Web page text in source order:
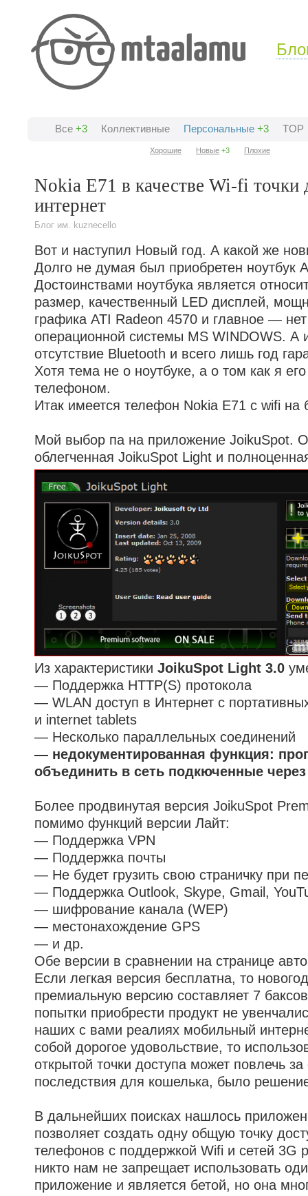
Все +3 Коллективные Персональные +3
Хорошие Новые +3 Плохие
TOP
Nokia E71 в качестве Wi-fi точки
интернет
Блог им. kuznecello
Вот и наступил Новый год. А какой же
Долго не думая был приобретен ноутбук
Достоинствами ноутбука является
размер, качественный LED дисплей,
графика ATI Radeon 4570 и главное — нет
операционной системы MS WINDOWS. А
отсутствие Bluetooth и всего лишь год
Хотя тема не о ноутбуке, а о том как я
телефоном.
Итак имеется телефон Nokia E71 c wifi на
Мой выбор па на приложение JoikuSpot.
облегченная JoikuSpot Light и
Из характеристики JoikuSpot Light 3.0
— Поддержка HTTP(S) протокола
— WLAN доступ в Интернет с
и internet tablets
— Несколько параллельных соединений
— недокументированная функция:
объединить в сеть подкюченные
Более продвинутая версия JoikuSpot
помимо функций версии Лайт:
— Поддержка VPN
— Поддержка почты
— Не будет грузить свою страничку при
— Поддержка Outlook, Skype, Gmail,
— шифрование канала (WEP)
— местонахождение GPS
— и др.
Обе версии в сравнении на странице
Если легкая версия бесплатна, то
премиальную версию составляет 7
попытки приобрести продукт не
наших с вами реалиях мобильный
собой дорогое удовольствие, то
открытой точки доступа может повлечь
последствия для кошелька, было
В дальнейших поисках нашлось
позволяет создать одну общую точку
телефонов с поддержкой Wifi и сетей 3G
никто нам не запрещает использовать
приложение и является бетой, но она